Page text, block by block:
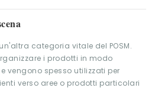
categoria vitale del POSM.
i prodotti in modo
vengono spesso utilizzati per
verso aree o prodotti particolari